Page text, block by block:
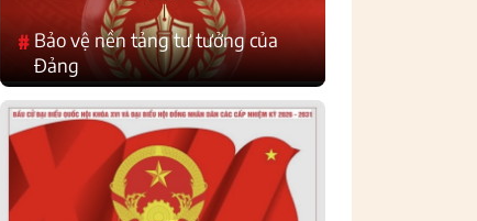
#Bảo vệ nền tảng tư tưởng của
Đảng